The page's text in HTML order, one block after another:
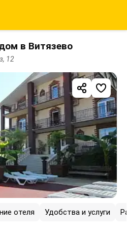
в Витязево
12
отеля Удобства и услуги